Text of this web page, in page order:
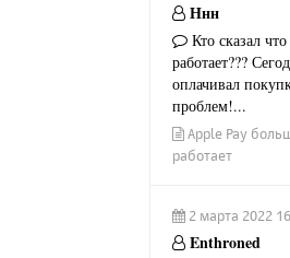
Ннн
Кто сказал
работает???
оплачивал
проблем!...
Apple Pay
работает
2 марта 2022
Enthroned